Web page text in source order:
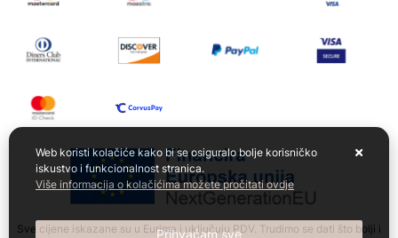
Sve cijene iskazane su u Eurima i uključuju PDV. Trudimo se dati što bolji i
Web koristi kolačiće kako bi se osiguralo bolje korisničko
iskustvo i funkcionalnost stranica.
Više informacija o kolačićima možete pročitati ovdje
Prihvaćam sve